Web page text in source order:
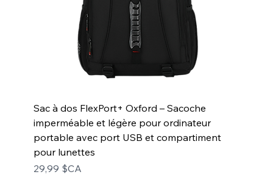
Sac à dos FlexPort+ Oxford – Sacoche
imperméable et légère pour ordinateur
portable avec port USB et compartiment
pour lunettes
Prix
29,99 $CA